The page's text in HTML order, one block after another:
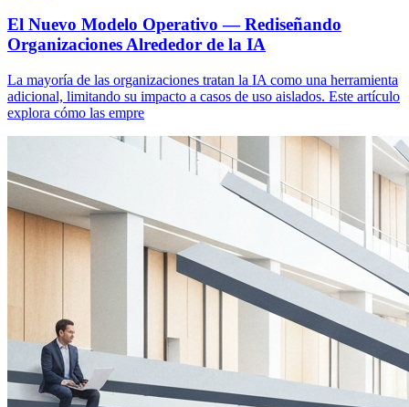
El Nuevo Modelo Operativo — Rediseñando
Organizaciones Alrededor de la IA
La mayoría de las organizaciones tratan la IA como una herramienta
adicional, limitando su impacto a casos de uso aislados. Este artículo
explora cómo las empre